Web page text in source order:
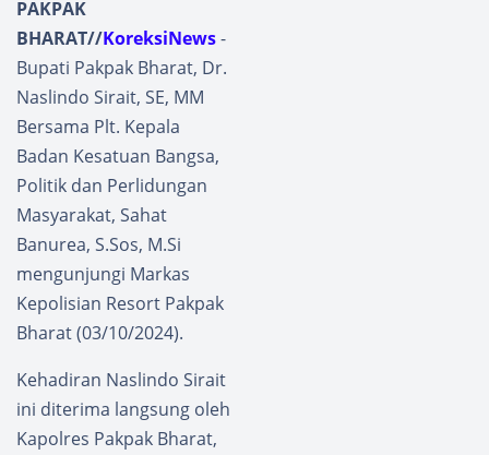
PAKPAK
BHARAT//KoreksiNews-
Bupati Pakpak Bharat, Dr.
Naslindo Sirait, SE, MM
Bersama Plt. Kepala
Badan Kesatuan Bangsa,
Politik dan Perlidungan
Masyarakat, Sahat
Banurea, S.Sos, M.Si
mengunjungi Markas
Kepolisian Resort Pakpak
Bharat (03/10/2024).
Kehadiran Naslindo Sirait
ini diterima langsung oleh
Kapolres Pakpak Bharat,